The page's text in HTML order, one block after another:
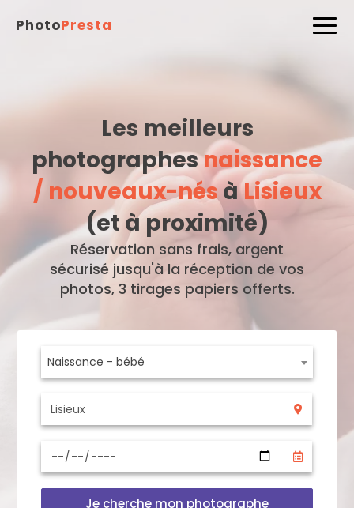
PhotoPresta
Les meilleurs
photographesnaissance
/ nouveaux-nésàLisieux
(et à proximité)
Réservation sans frais, argent
sécurisé jusqu'à la réception de vos
photos, 3 tirages papiers offerts.
Naissance - bébé
Je cherche mon photographe